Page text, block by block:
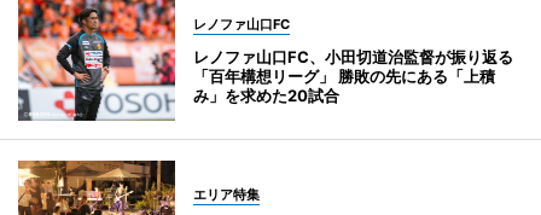
レノファ山口FC
レノファ山口FC、小田切道治監督が振り返る
「百年構想リーグ」 勝敗の先にある「上積
み」を求めた20試合
エリア特集